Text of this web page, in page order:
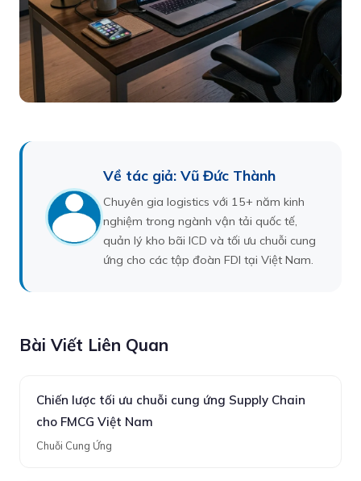
Về tác giả: Vũ Đức Thành
Chuyên gia logistics với 15+ năm kinh
nghiệm trong ngành vận tải quốc tế,
quản lý kho bãi ICD và tối ưu chuỗi cung
ứng cho các tập đoàn FDI tại Việt Nam.
Bài Viết Liên Quan
Chiến lược tối ưu chuỗi cung ứng Supply Chain
cho FMCG Việt Nam
Chuỗi Cung Ứng